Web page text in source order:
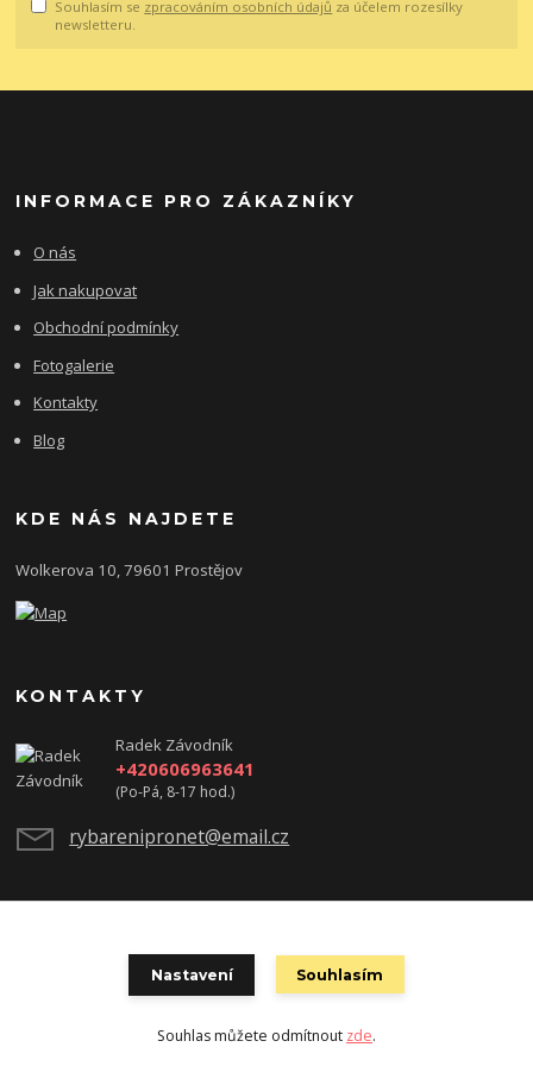
Souhlasím se zpracováním osobních údajů za účelem rozesílky
newsletteru.
INFORMACE PRO ZÁKAZNÍKY
O nás
Jak nakupovat
Obchodní podmínky
Fotogalerie
Kontakty
Blog
KDE NÁS NAJDETE
Wolkerova 10, 79601 Prostějov
KONTAKTY
Radek Závodník
+420606963641
(Po-Pá, 8-17 hod.)
rybarenipronet@email.cz
Vytvořeno na Eshop-rychle.cz
Nastavení Souhlasím
Souhlas můžete odmítnout zde.